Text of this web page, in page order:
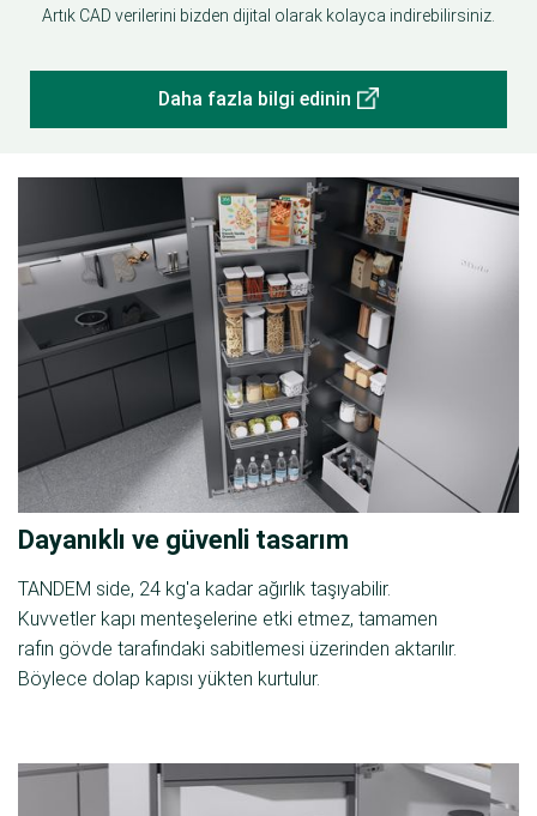
Artık CAD verilerini bizden dijital olarak kolayca indirebilirsiniz.
Daha fazla bilgi edinin
Dayanıklı ve güvenli tasarım
TANDEM side, 24 kg'a kadar ağırlık taşıyabilir.
Kuvvetler kapı menteşelerine etki etmez, tamamen
rafın gövde tarafındaki sabitlemesi üzerinden aktarılır.
Böylece dolap kapısı yükten kurtulur.